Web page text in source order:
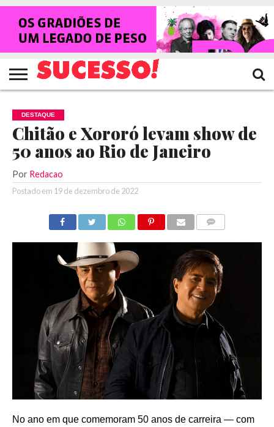
HOME
NOTÍCIAS
SHOWS
ENTREVISTAS
CLIQUES
RANKING
CROWLEY
TV
SUCESSO!
REVISTA
SUCESSO!
DESTAQUE
Chitão e Xororó levam show de
50 anos ao Rio de Janeiro
Por Redacao
Postado em 19 de dezembro de 2022
No ano em que comemoram 50 anos de carreira — com